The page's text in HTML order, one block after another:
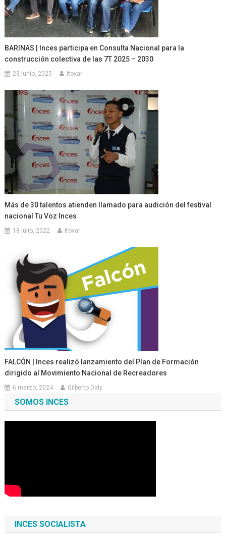
BARINAS | Inces participa en Consulta Nacional para la
construcción colectiva de las 7T 2025 – 2030
23 junio, 2025 ltovar
Más de 30 talentos atienden llamado para audición del festival
nacional Tu Voz Inces
18 julio, 2022 ltovar
FALCÓN | Inces realizó lanzamiento del Plan de Formación
dirigido al Movimiento Nacional de Recreadores
6 marzo, 2024 Gilberto Daly
SOMOS INCES
INCES SOCIALISTA